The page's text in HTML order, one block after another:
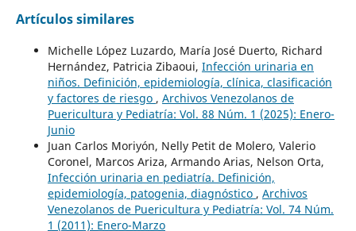
Artículos similares
Michelle López Luzardo, María José Duerto, Richard
Hernández, Patricia Zibaoui, Infección urinaria en
niños. Definición, epidemiología, clínica, clasificación
y factores de riesgo , Archivos Venezolanos de
Puericultura y Pediatría: Vol. 88 Núm. 1 (2025): Enero-
Junio
Juan Carlos Moriyón, Nelly Petit de Molero, Valerio
Coronel, Marcos Ariza, Armando Arias, Nelson Orta,
Infección urinaria en pediatría. Definición,
epidemiología, patogenia, diagnóstico , Archivos
Venezolanos de Puericultura y Pediatría: Vol. 74 Núm.
1 (2011): Enero-Marzo